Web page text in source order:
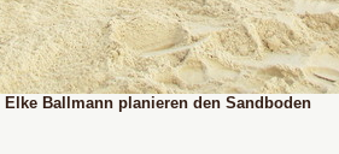
Ballmann planieren den Sandboden